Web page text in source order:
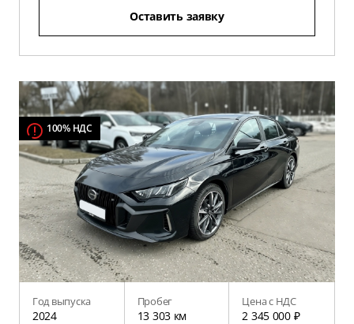
Оставить заявку
100% НДС
Год выпуска
2024
Пробег
13 303 км
Цена с НДС
2 345 000 ₽